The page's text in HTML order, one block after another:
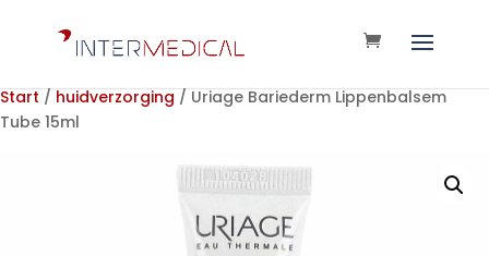
Start / huidverzorging / Uriage Bariederm Lippenbalsem
Tube 15ml